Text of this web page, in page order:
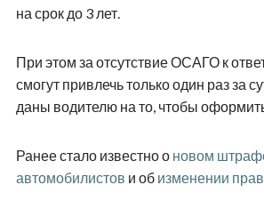
на срок до 3 лет.
При этом за отсутствие ОСАГО к
смогут привлечь только один раз за
даны водителю на то, чтобы
Ранее стало известно о новом
автомобилистов и об изменении